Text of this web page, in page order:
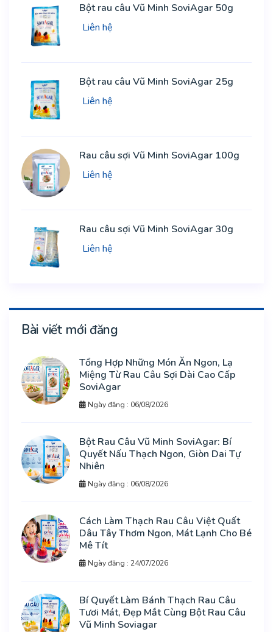
Bột rau câu Vũ Minh SoviAgar 50g
Liên hệ
Bột rau câu Vũ Minh SoviAgar 25g
Liên hệ
Rau câu sợi Vũ Minh SoviAgar 100g
Liên hệ
Rau câu sợi Vũ Minh SoviAgar 30g
Liên hệ
Bài viết mới đăng
Tổng Hợp Những Món Ăn Ngon, Lạ
Miệng Từ Rau Câu Sợi Dài Cao Cấp
SoviAgar
Ngày đăng : 06/08/2026
Bột Rau Câu Vũ Minh SoviAgar: Bí
Quyết Nấu Thạch Ngon, Giòn Dai Tự
Nhiên
Ngày đăng : 06/08/2026
Cách Làm Thạch Rau Câu Việt Quất
Dâu Tây Thơm Ngon, Mát Lạnh Cho Bé
Mê Tít
Ngày đăng : 24/07/2026
Bí Quyết Làm Bánh Thạch Rau Câu
Tươi Mát, Đẹp Mắt Cùng Bột Rau Câu
Vũ Minh Soviagar